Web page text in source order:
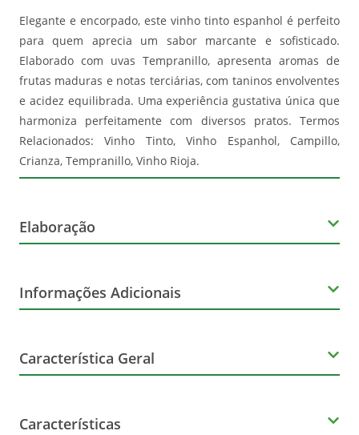
Elegante e encorpado, este vinho tinto espanhol é perfeito
para quem aprecia um sabor marcante e sofisticado.
Elaborado com uvas Tempranillo, apresenta aromas de
frutas maduras e notas terciárias, com taninos envolventes
e acidez equilibrada. Uma experiência gustativa única que
harmoniza perfeitamente com diversos pratos. Termos
Relacionados: Vinho Tinto, Vinho Espanhol, Campillo,
Crianza, Tempranillo, Vinho Rioja.
Elaboração
Campillo
Informações Adicionais
Não
Característica Geral
Scala
Características